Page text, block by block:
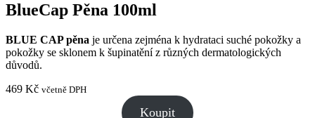
BlueCap Pěna 100ml
BLUE CAP pěna je určena zejména k hydrataci suché pokožky a
pokožky se sklonem k šupinatění z různých dermatologických
důvodů.
469 Kč včetně DPH
Koupit